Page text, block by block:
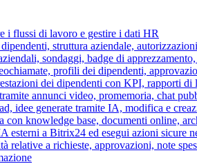
i flussi di lavoro e gestire i dati HR
struttura aziendale,
sondaggi, badge di
profili dei dipendenti,
dei dipendenti con KPI, rapporti di
annunci video, promemoria, chat
idee generate tramite IA, modifica e
con knowledge base, documenti online,
esterni a Bitrix24 ed esegui azioni sicure
relative a richieste, approvazioni, note